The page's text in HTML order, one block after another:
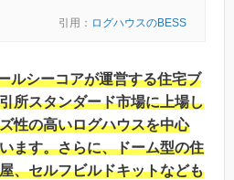
引用： ログハウスのBESS
ルシーコアが運営する住宅ブ
所スタンダード市場に上場し
性の高いログハウスを中心
ます。さらに、ドーム型の住
、セルフビルドキットなども